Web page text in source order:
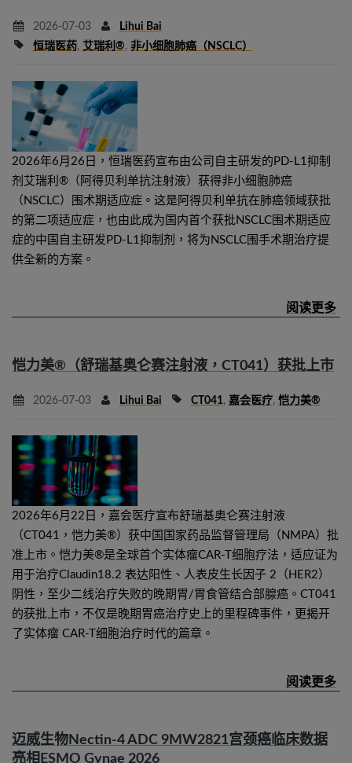
2026-07-03
Lihui Bai
恒瑞医药, 艾瑞利®, 非小细胞肺癌（NSCLC）
2026年6月26日，恒瑞医药宣布由公司自主研发的PD-L1抑制
剂艾瑞利®（阿得贝利单抗注射液）获得非小细胞肺癌
（NSCLC）围术期适应症。这是阿得贝利单抗在肺癌领域获批
的第二项适应症，也由此成为国内首个获批NSCLC围术期适应
症的中国自主研发PD-L1抑制剂，将为NSCLC围手术期治疗提
供全新的方案。
恺力美®（舒瑞基奥仑赛注射液，CT041）获批上市
2026-07-03 Lihui Bai CT041, 嘉会医疗, 恺力美®
2026年6月22日，嘉会医疗宣布舒瑞基奥仑赛注射液
（CT041，恺力美®）获中国国家药品监督管理局（NMPA）批
准上市。恺力美®是全球首个实体瘤CAR-T细胞疗法，适应证为
用于治疗Claudin18.2 表达阳性、人表皮生长因子 2（HER2）
阴性，至少二线治疗失败的晚期胃/胃食管结合部腺癌。CT041
的获批上市，不仅是晚期胃癌治疗史上的里程碑事件，更揭开
了实体瘤 CAR-T细胞治疗时代的篇章。
迈威生物Nectin-4 ADC 9MW2821宫颈癌临床数据
亮相ESMO Gynae 2026